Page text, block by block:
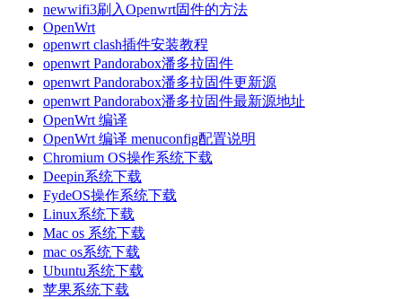
newwifi3刷入Openwrt固件的方法
OpenWrt
openwrt clash插件安装教程
openwrt Pandorabox潘多拉固件
openwrt Pandorabox潘多拉固件更新源
openwrt Pandorabox潘多拉固件最新源地址
OpenWrt 编译
OpenWrt 编译 menuconfig配置说明
Chromium OS操作系统下载
Deepin系统下载
FydeOS操作系统下载
Linux系统下载
Mac os 系统下载
mac os系统下载
Ubuntu系统下载
苹果系统下载